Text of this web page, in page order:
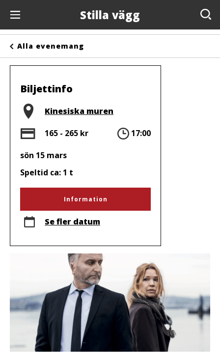
Stilla vägg
Anslagstavlan
Arrangörer
Kontakta oss
Om oss
Alla evenemang
Biljettinfo
Plats
Kinesiska muren
Pris
165 - 265 kr Tid
17:00
sön 15 mars
Speltid ca: 1 t
Information
Se fler datum